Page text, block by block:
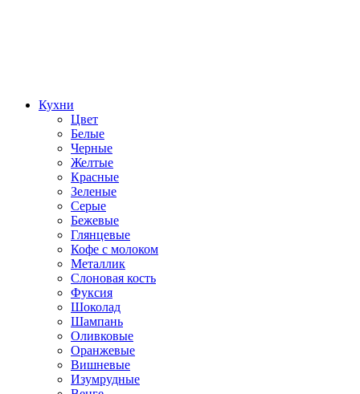
Кухни
Цвет
Белые
Черные
Желтые
Красные
Зеленые
Серые
Бежевые
Глянцевые
Кофе с молоком
Металлик
Слоновая кость
Фуксия
Шоколад
Шампань
Оливковые
Оранжевые
Вишневые
Изумрудные